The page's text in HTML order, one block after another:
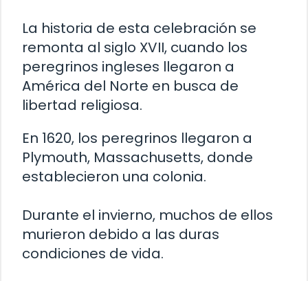
La historia de esta celebración se
remonta al siglo XVII, cuando los
peregrinos ingleses llegaron a
América del Norte en busca de
libertad religiosa.
En 1620, los peregrinos llegaron a
Plymouth, Massachusetts, donde
establecieron una colonia.
Durante el invierno, muchos de ellos
murieron debido a las duras
condiciones de vida.